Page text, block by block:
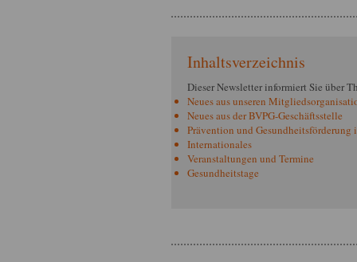
Inhaltsverzeichnis
DieserNewsletter informiert Sie über
Neues aus unseren
Neues aus der BVPG-Geschäftsstelle
Prävention und
Internationales
Veranstaltungen und Termine
Gesundheitstage